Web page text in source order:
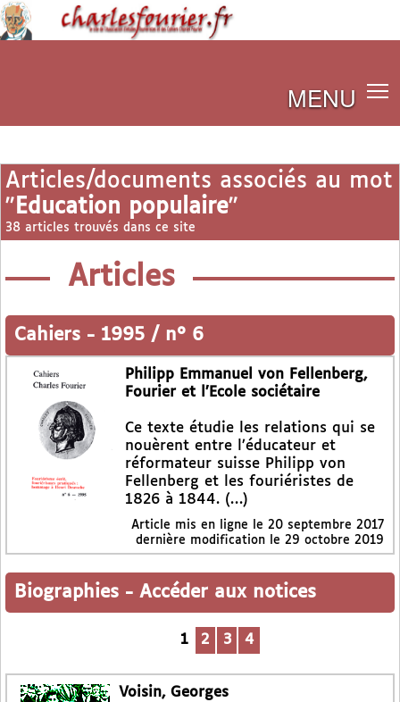
MENU
Articles/documents associés au mot
" Education populaire"
38 articles trouvés dans ce site
Articles
Cahiers - 1995 / n° 6
Philipp Emmanuel von Fellenberg,
Fourier et l’Ecole sociétaire
Ce texte étudie les relations qui se
nouèrent entre l’éducateur et
réformateur suisse Philipp von
Fellenberg et les fouriéristes de
1826 à 1844. (…)
Article mis en ligne le 20 septembre 2017
dernière modification le 29 octobre 2019
Biographies - Accéder aux notices
1 2 3 4
Voisin, Georges